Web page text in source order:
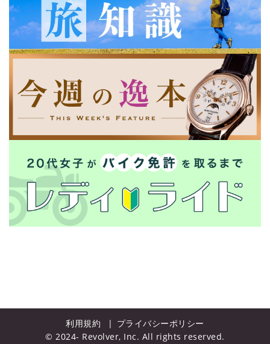
利用規約
プライバシーポリシー
© 2024- Revolver, Inc. All rights reserved.